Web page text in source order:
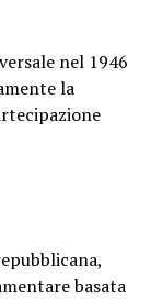
nel 1946
la
basata